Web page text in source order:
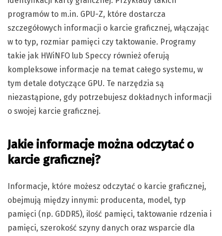
programów to m.in. GPU-Z, które dostarcza
szczegółowych informacji o karcie graficznej, włączając
w to typ, rozmiar pamięci czy taktowanie. Programy
takie jak HWiNFO lub Speccy również oferują
kompleksowe informacje na temat całego systemu, w
tym detale dotyczące GPU. Te narzędzia są
niezastąpione, gdy potrzebujesz dokładnych informacji
o swojej karcie graficznej.
Jakie informacje można odczytać o
karcie graficznej?
Informacje, które możesz odczytać o karcie graficznej,
obejmują między innymi: producenta, model, typ
pamięci (np. GDDR5), ilość pamięci, taktowanie rdzenia i
pamięci, szerokość szyny danych oraz wsparcie dla